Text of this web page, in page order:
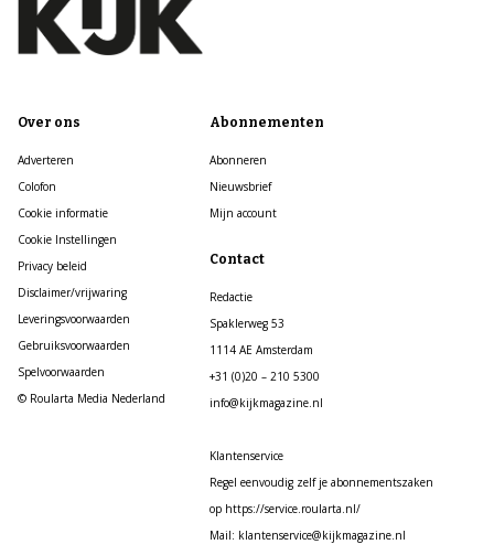
Over ons
Adverteren
Colofon
Cookie informatie
Cookie Instellingen
Privacy beleid
Disclaimer/vrijwaring
Leveringsvoorwaarden
Gebruiksvoorwaarden
Spelvoorwaarden
© Roularta Media Nederland
Abonnementen
Abonneren
Nieuwsbrief
Mijn account
Contact
Redactie
Spaklerweg 53
1114 AE Amsterdam
+31 (0)20 – 210 5300
info@kijkmagazine.nl
Klantenservice
Regel eenvoudig zelf je abonnementszaken
op https://service.roularta.nl/
Mail: klantenservice@kijkmagazine.nl